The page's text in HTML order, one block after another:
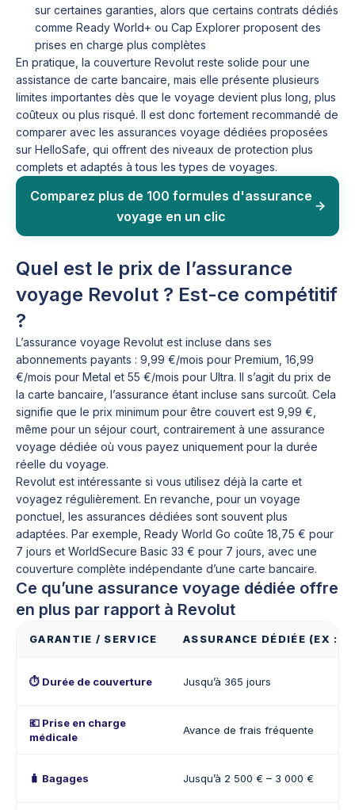
sur certaines garanties, alors que certains contrats dédiés
comme Ready World+ ou Cap Explorer proposent des
prises en charge plus complètes
En pratique, la couverture Revolut reste solide pour une
assistance de carte bancaire, mais elle présente plusieurs
limites importantes dès que le voyage devient plus long, plus
coûteux ou plus risqué. Il est donc fortement recommandé de
comparer avec les assurances voyage dédiées proposées
sur HelloSafe, qui offrent des niveaux de protection plus
complets et adaptés à tous les types de voyages.
Comparez plus de 100 formules d'assurance
voyage en un clic
Quel est le prix de l’assurance
voyage Revolut ? Est-ce compétitif
?
L’assurance voyage Revolut est incluse dans ses
abonnements payants : 9,99 €/mois pour Premium, 16,99
€/mois pour Metal et 55 €/mois pour Ultra. Il s’agit du prix de
la carte bancaire, l’assurance étant incluse sans surcoût. Cela
signifie que le prix minimum pour être couvert est 9,99 €,
même pour un séjour court, contrairement à une assurance
voyage dédiée où vous payez uniquement pour la durée
réelle du voyage.
Revolut est intéressante si vous utilisez déjà la carte et
voyagez régulièrement. En revanche, pour un voyage
ponctuel, les assurances dédiées sont souvent plus
adaptées. Par exemple, Ready World Go coûte 18,75 € pour
7 jours et WorldSecure Basic 33 € pour 7 jours, avec une
couverture complète indépendante d’une carte bancaire.
Ce qu’une assurance voyage dédiée offre
en plus par rapport à Revolut
GARANTIE / SERVICE ASSURANCE DÉDIÉE (EX :
⏱️ Durée de couverture Jusqu’à 365 jours
💶 Prise en charge
médicale
Avance de frais fréquente
🧳 Bagages Jusqu’à 2 500 € – 3 000 €